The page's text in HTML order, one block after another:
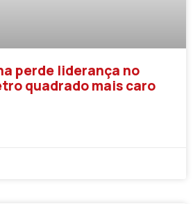
perde liderança no
quadrado mais caro